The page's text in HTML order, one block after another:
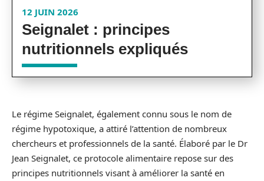
12 JUIN 2026
Seignalet : principes
nutritionnels expliqués
Le régime Seignalet, également connu sous le nom de
régime hypotoxique, a attiré l’attention de nombreux
chercheurs et professionnels de la santé. Élaboré par le Dr
Jean Seignalet, ce protocole alimentaire repose sur des
principes nutritionnels visant à améliorer la santé en